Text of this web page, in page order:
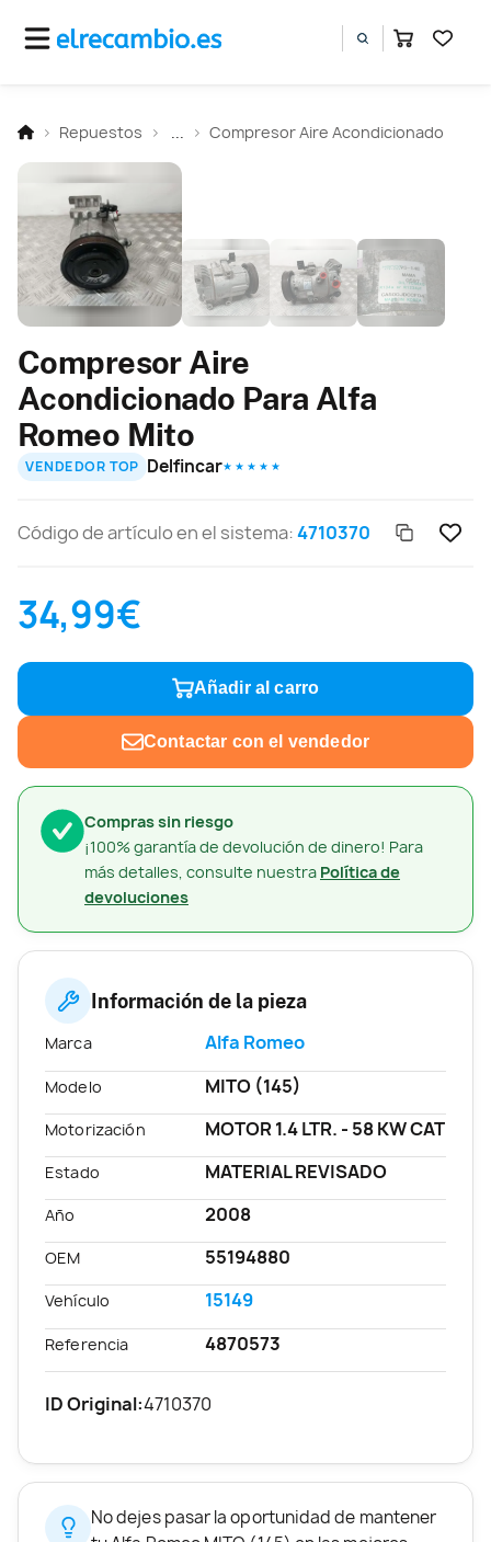
Repuestos Compresor Aire Acondicionado
Compras sin riesgo
¡100% garantía de devolución de dinero! Para
más detalles, consulte nuestra Política de
devoluciones
Compresor Aire
Acondicionado Para Alfa
Romeo Mito
VENDEDOR TOP Delfincar★ ★ ★ ★ ★
Código de artículo en el sistema:4710370
34,99€
Añadir al carro
Contactar con el vendedor
Información de la pieza
Marca Alfa Romeo
Modelo MITO (145)
Motorización MOTOR 1.4 LTR. - 58 KW CAT
Estado MATERIAL REVISADO
Año 2008
OEM 55194880
Vehículo 15149
Referencia 4870573
ID Original:4710370
No dejes pasar la oportunidad de mantener